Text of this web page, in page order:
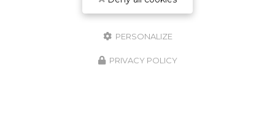
PERSONALIZE
PRIVACY POLICY